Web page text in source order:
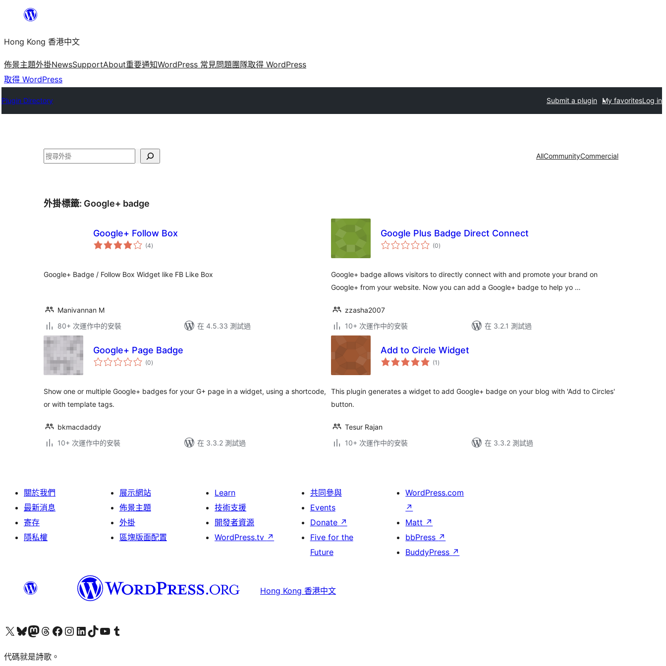
主
要
內
容
Hong Kong 香港中文
佈景主題外掛NewsSupportAbout重要通知WordPress 常見問題團隊取得 WordPress
取得 WordPress
Plugin Directory Submit a plugin My favoritesLog in
搜
AllCommunityCommercial
外掛標籤: Google+ badge
Google+ Follow Box
(4總
評)
Google+ Badge / Follow Box Widget like FB Like Box
Manivannan M
80+ 次運作中的安裝
在 4.5.33 測試過
Google Plus Badge Direct Connect
(0總
評)
Google+ badge allows visitors to directly connect with and promote your brand on
Google+ from your website. Now you can add a Google+ badge to help yo …
zzasha2007
10+ 次運作中的安裝
在 3.2.1 測試過
Google+ Page Badge
(0總
評)
Show one or multiple Google+ badges for your G+ page in a widget, using a shortcode,
or with template tags.
bkmacdaddy
10+ 次運作中的安裝
在 3.3.2 測試過
Add to Circle Widget
(1 總
評)
This plugin generates a widget to add Google+ badge on your blog with 'Add to Circles'
button.
Tesur Rajan
10+ 次運作中的安裝
在 3.3.2 測試過
關於我們
最新消息
寄存
隱私權
展示網站
佈景主題
外掛
區塊版面配置
Learn
技術支援
開發者資源
WordPress.tv ↗
共同參與
Events
Donate ↗
Five for the
Future
WordPress.com
↗
Matt ↗
bbPress ↗
BuddyPress ↗
Hong Kong 香港中文
Visit our X (formerly Twitter) account
Visit our Bluesky account
Visit our Mastodon account
Visit our Threads account
訪問我們的 Facebook 專頁Visit our Instagram account
Visit our LinkedIn account
Visit our TikTok account
Visit our YouTube channel
Visit our Tumblr account
代碼就是詩歌。